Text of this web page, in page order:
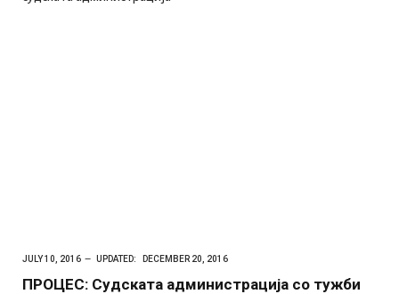
JULY 10, 2016 UPDATED: DECEMBER 20, 2016
ПРОЦЕС: Судската администрација со тужби